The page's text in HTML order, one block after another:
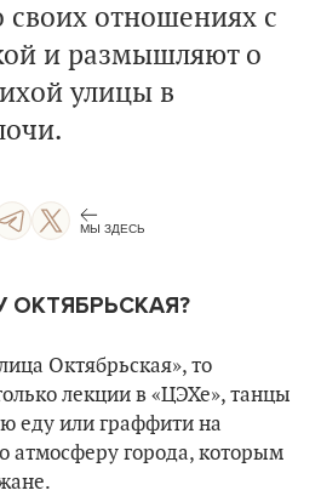
своих отношениях с
и размышляют о
улицы в
МЫ ЗДЕСЬ
ОКТЯБРЬСКАЯ?
Октябрьская», то
лекции в «ЦЭХе», танцы
еду или граффити на
атмосферу города, которым